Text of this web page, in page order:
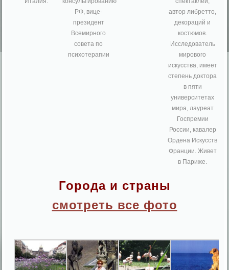
РФ, вице-
президент
Всемирного
совета по
психотерапии
автор либретто,
декораций и
костюмов.
Исследователь
мирового
искусства, имеет
степень доктора
в пяти
университетах
мира, лауреат
Госпремии
России, кавалер
Ордена Искусств
Франции. Живет
в Париже.
Города и страны
смотреть все фото